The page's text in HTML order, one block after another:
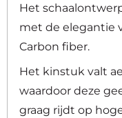
Het
met de elegantie
Carbon fiber.
Het kinstuk valt
waardoor deze
graag rijdt op